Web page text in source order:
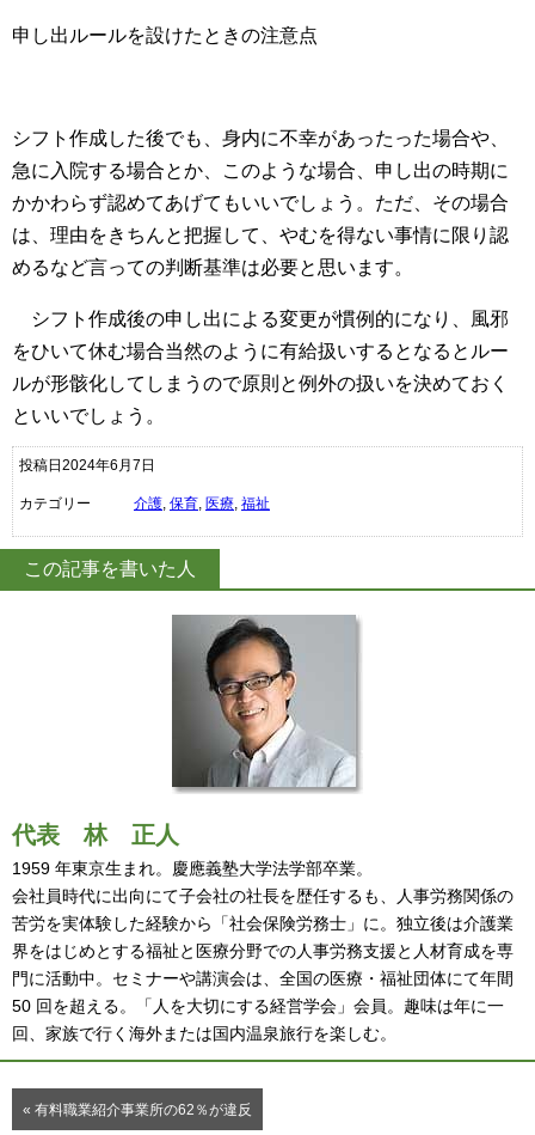
申し出ルールを設けたときの注意点
シフト作成した後でも、身内に不幸があったった場合や、
急に入院する場合とか、このような場合、申し出の時期に
かかわらず認めてあげてもいいでしょう。ただ、その場合
は、理由をきちんと把握して、やむを得ない事情に限り認
めるなど言っての判断基準は必要と思います。
シフト作成後の申し出による変更が慣例的になり、風邪
をひいて休む場合当然のように有給扱いするとなるとルー
ルが形骸化してしまうので原則と例外の扱いを決めておく
といいでしょう。
投稿日2024年6月7日
カテゴリー 介護, 保育, 医療, 福祉
この記事を書いた人
代表 林 正人
1959 年東京生まれ。慶應義塾大学法学部卒業。
会社員時代に出向にて子会社の社長を歴任するも、人事労務関係の
苦労を実体験した経験から「社会保険労務士」に。独立後は介護業
界をはじめとする福祉と医療分野での人事労務支援と人材育成を専
門に活動中。セミナーや講演会は、全国の医療・福祉団体にて年間
50 回を超える。「人を大切にする経営学会」会員。趣味は年に一
回、家族で行く海外または国内温泉旅行を楽しむ。
« 有料職業紹介事業所の62％が違反